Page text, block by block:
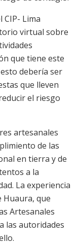
CIP- Lima
virtual sobre
que tiene este
debería ser
que lleven
el riesgo
artesanales
de las
en tierra y de
a la
La experiencia
Huaura, que
Artesanales
las autoridades